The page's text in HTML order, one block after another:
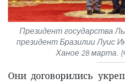
Президент государства
президент Бразилии Луис
Ханое 28 марта.
Они договорились